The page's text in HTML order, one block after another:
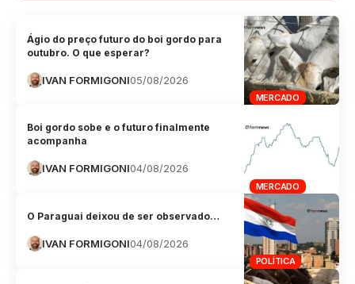
MERCADO
Ágio do preço futuro do boi gordo para
outubro. O que esperar?
IVAN FORMIGONI05/08/2026
MERCADO
Boi gordo sobe e o futuro finalmente
acompanha
IVAN FORMIGONI04/08/2026
POLÍTICA
O Paraguai deixou de ser observado…
IVAN FORMIGONI04/08/2026